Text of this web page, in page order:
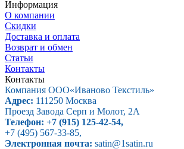
Информация
О компании
Скидки
Доставка и оплата
Возврат и обмен
Статьи
Контакты
Контакты
Компания ООО«Иваново Текстиль»
Адрес: 111250 Москва
Проезд Завода Серп и Молот, 2А
Телефон: +7 (915) 125-42-54,
+7 (495) 567-33-85,
Электронная почта: satin@1satin.ru